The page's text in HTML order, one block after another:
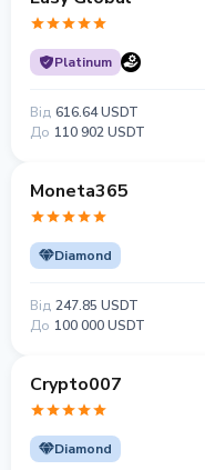
Platinum
Від 616.64 USDT
До 110 902 USDT
Moneta365
Diamond
Від 247.85 USDT
До 100 000 USDT
Crypto007
Diamond